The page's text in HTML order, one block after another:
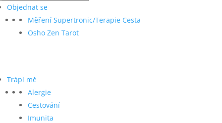
Objednat se
Měření Supertronic/Terapie Cesta
Osho Zen Tarot
Trápí mě
Alergie
Cestování
Imunita